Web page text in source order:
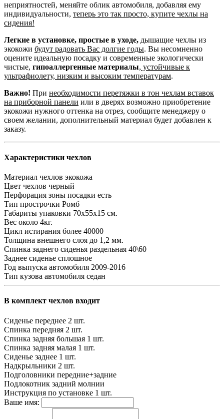
неприятностей, меняйте облик автомобиля, добавляя ему
индивидуальности, теперь это так просто, купите чехлы на
сидения!
Легкие в установке, простые в уходе, дышащие чехлы из
экокожи будут радовать Вас долгие годы. Вы несомненно
оцените идеальную посадку и современные экологически
чистые, гипоаллергенные материалы, устойчивые к
ультрафиолету, низким и высоким температурам.
Важно! При необходимости перетяжки в тон чехлам вставок
на приборной панели или в дверях возможно приобретение
экокожи нужного оттенка на отрез, сообщите менеджеру о
своем желании, дополнительный материал будет добавлен к
заказу.
Характеристики чехлов
Материал чехлов экокожа
Цвет чехлов черный
Перфорация зоны посадки есть
Тип прострочки Ромб
Габариты упаковки 70х55х15 см.
Вес около 4кг.
Цикл истирания более 40000
Толщина внешнего слоя до 1,2 мм.
Спинка заднего сиденья раздельная 40\60
Заднее сиденье сплошное
Год выпуска автомобиля 2009-2016
Тип кузова автомобиля седан
В комплект чехлов входит
Сиденье переднее 2 шт.
Спинка передняя 2 шт.
Спинка задняя большая 1 шт.
Спинка задняя малая 1 шт.
Сиденье заднее 1 шт.
Надкрыльники 2 шт.
Подголовники передние+задние
Подлокотник задний молнии
Инструкция по установке 1 шт.
Ваше имя: